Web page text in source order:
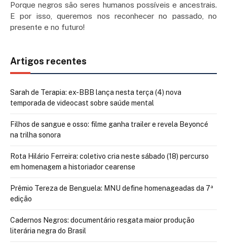
Porque negros são seres humanos possíveis e ancestrais.
E por isso, queremos nos reconhecer no passado, no
presente e no futuro!
Artigos recentes
Sarah de Terapia: ex-BBB lança nesta terça (4) nova
temporada de videocast sobre saúde mental
Filhos de sangue e osso: filme ganha trailer e revela Beyoncé
na trilha sonora
Rota Hilário Ferreira: coletivo cria neste sábado (18) percurso
em homenagem a historiador cearense
Prêmio Tereza de Benguela: MNU define homenageadas da 7ª
edição
Cadernos Negros: documentário resgata maior produção
literária negra do Brasil